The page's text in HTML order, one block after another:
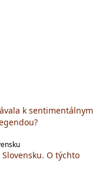
k sentimentálnym
O týchto